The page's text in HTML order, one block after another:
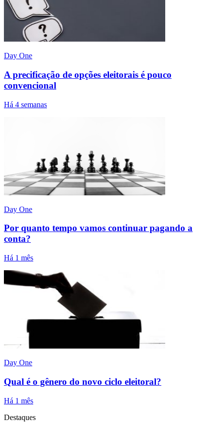
Day One
A precificação de opções eleitorais é pouco
convencional
Há 4 semanas
Day One
Por quanto tempo vamos continuar pagando a
conta?
Há 1 mês
Day One
Qual é o gênero do novo ciclo eleitoral?
Há 1 mês
Destaques